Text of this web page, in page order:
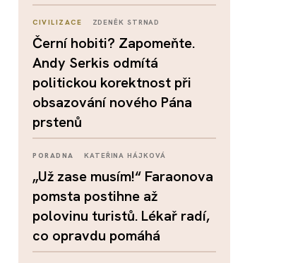
CIVILIZACE ZDENĚK STRNAD
Černí hobiti? Zapomeňte.
Andy Serkis odmítá
politickou korektnost při
obsazování nového Pána
prstenů
PORADNA KATEŘINA HÁJKOVÁ
„Už zase musím!“ Faraonova
pomsta postihne až
polovinu turistů. Lékař radí,
co opravdu pomáhá